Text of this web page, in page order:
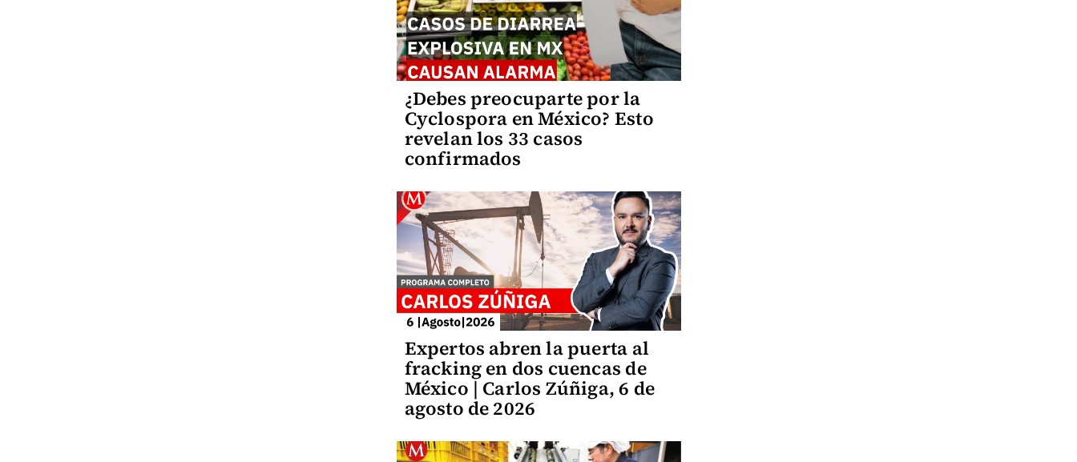
¿Debes preocuparte por la
Cyclospora en México? Esto
revelan los 33 casos
confirmados
Expertos abren la puerta al
fracking en dos cuencas de
México | Carlos Zúñiga, 6 de
agosto de 2026